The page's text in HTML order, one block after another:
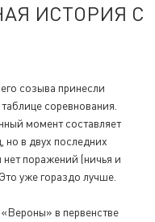
ИСТОРИЯ С
созыва принесли
соревнования.
момент составляет
в двух последних
поражений (ничья и
уже гораздо лучше.
в первенстве